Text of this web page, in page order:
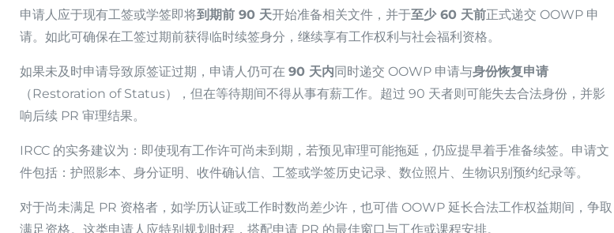
申请人应于现有工签或学签即将到期前 90 天开始准备相关文件，并于至少 60 天前正式递交 OOWP 申
请。如此可确保在工签过期前获得临时续签身分，继续享有工作权利与社会福利资格。
如果未及时申请导致原签证过期，申请人仍可在 90 天内同时递交 OOWP 申请与身份恢复申请
（Restoration of Status），但在等待期间不得从事有薪工作。超过 90 天者则可能失去合法身份，并影
响后续 PR 审理结果。
IRCC 的实务建议为：即使现有工作许可尚未到期，若预见审理可能拖延，仍应提早着手准备续签。申请文
件包括：护照影本、身分证明、收件确认信、工签或学签历史记录、数位照片、生物识别预约纪录等。
对于尚未满足 PR 资格者，如学历认证或工作时数尚差少许，也可借 OOWP 延长合法工作权益期间，争取
满足资格。这类申请人应特别规划时程，搭配申请 PR 的最佳窗口与工作或课程安排。